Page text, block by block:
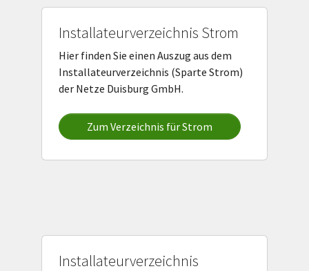
Installateurverzeichnis Strom
Hier finden Sie einen Auszug aus dem
Installateurverzeichnis (Sparte Strom)
der Netze Duisburg GmbH.
Zum Verzeichnis für Strom
Installateurverzeichnis